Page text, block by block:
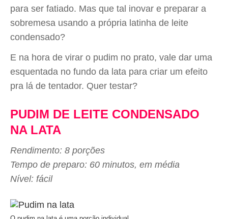
para ser fatiado. Mas que tal inovar e preparar a
sobremesa usando a própria latinha de leite
condensado?
E na hora de virar o pudim no prato, vale dar uma
esquentada no fundo da lata para criar um efeito
pra lá de tentador. Quer testar?
PUDIM DE LEITE CONDENSADO
NA LATA
Rendimento: 8 porções
Tempo de preparo: 60 minutos, em média
Nível: fácil